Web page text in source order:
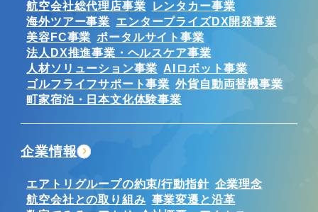
航空会社総代理店事業
レンタカー事業
海外ツアー事業 エンタープライズDX開発事業
美容FC事業 ポータルサイト事業
法人DX推進事業・ヘルスケア事業
人材ソリューション事業 AIロボット事業
ゴルフライフサポート事業 外貨自動両替機事業
町家宿泊・日本文化体験事業
企業情報
エアトリグループの約束/行動指針 企業理念
航空会社との取り組み 事業変遷と沿革